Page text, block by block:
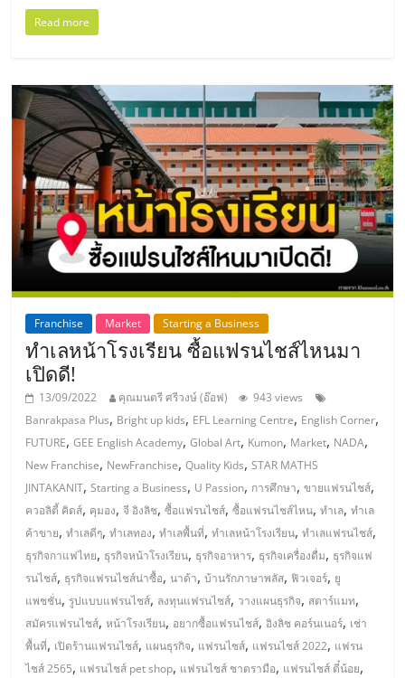
พร้อม
ทำเล
สำหรับ
เปิด
ร้าน
ปรึกษา
ฟรี,
บริการ
พัฒนา
ระบบ
แฟ
รน
ไชส์"
"ศูนย์
Read more
Franchise Market Starting a Business
ทำเลหน้าโรงเรียน ซื้อแฟรนไชส์ไหนมา
เปิดดี!
13/09/2022 คุณมนตรี ศรีวงษ์ (อ๊อฟ)
943 views
Banrakpasa Plus, Bright up kids, EFL Learning Centre, English Corner,
FUTURE,GEE English Academy,Global Art, Kumon, Market, NADA,
New Franchise, NewFranchise,Quality Kids,STAR MATHS
JINTAKANIT,Starting a Business, U Passion, การศึกษา,ขายแฟรนไชส์,
ควอลิตี้ คิดส์, คุมอง,จี อิงลิช,ซื้อแฟรนไชส์,ซื้อแฟรนไชส์ไหน,ทำเล,ทำเล
ค้าขาย,ทำเลดีๆ,ทำเลทอง,ทำเลพื้นที่,ทำเลหน้าโรงเรียน,ทำเลแฟรนไชส์,
ธุรกิจกาแฟไทย, ธุรกิจหน้าโรงเรียน, ธุรกิจอาหาร, ธุรกิจเครื่องดื่ม, ธุรกิจแฟ
รนไชส์, ธุรกิจแฟรนไชส์น่าซื้อ,นาด้า,บ้านรักภาษาพลัส,ฟิวเจอร์, ยู
แพชชั่น, รูปแบบแฟรนไชส์, ลงทุนแฟรนไชส์, วางแผนธุรกิจ, สตาร์แมท,
สมัครแฟรนไชส์,หน้าโรงเรียน, อยากซื้อแฟรนไชส์,อิงลิช คอร์นเนอร์, เช่า
พื้นที่, เปิดร้านแฟรนไชส์, แผนธุรกิจ, แฟรนไชส์, แฟรนไชส์ 2022, แฟรน
ไชส์ 2565, แฟรนไชส์ pet shop, แฟรนไชส์ ชาตรามือ, แฟรนไชส์ ตี๋น้อย,